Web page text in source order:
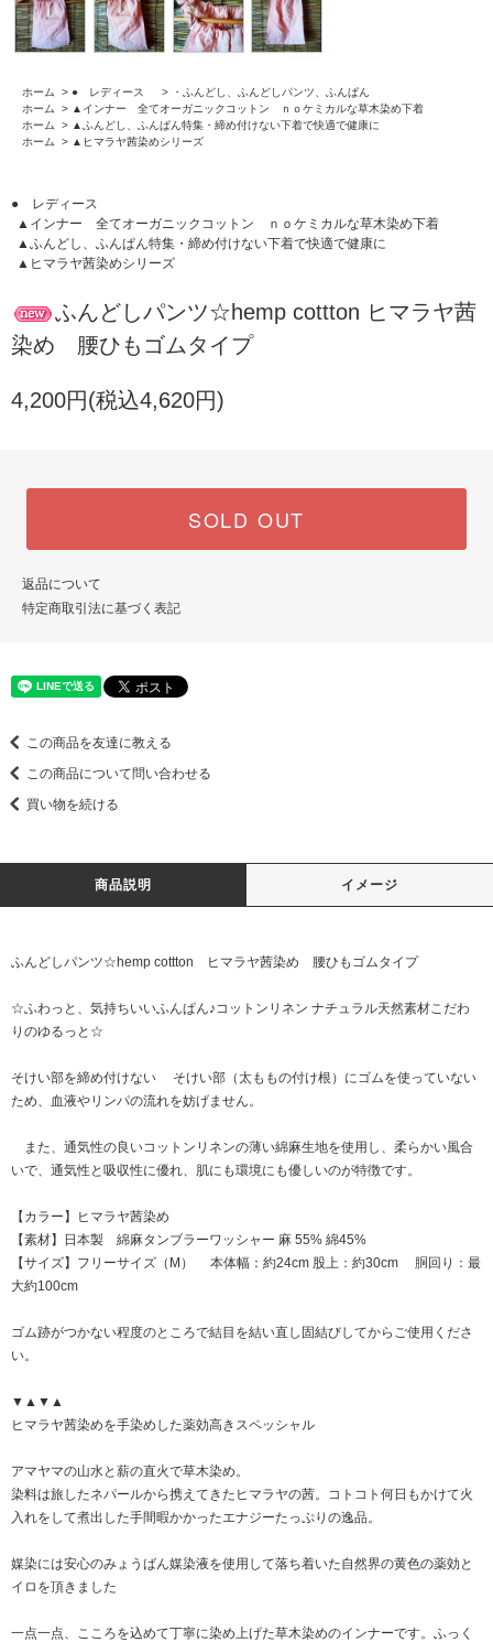
ホーム > ● レディース >
・ふんどし、ふんどしパンツ、ふんぱん
ホーム
> ▲インナー 全てオーガニックコットン ｎｏケミカルな草木染め下着
ホーム
> ▲ふんどし、ふんぱん特集・締め付けない下着で快適で健康に
ホーム
> ▲ヒマラヤ茜染めシリーズ
● レディース
▲インナー 全てオーガニックコットン ｎｏケミカルな草木染め下着
▲ふんどし、ふんぱん特集・締め付けない下着で快適で健康に
▲ヒマラヤ茜染めシリーズ
ふんどしパンツ☆hemp cottton ヒマラヤ茜
染め 腰ひもゴムタイプ
4,200円(税込4,620円)
SOLD OUT
返品について
特定商取引法に基づく表記
この商品を友達に教える
この商品について問い合わせる
買い物を続ける
商品説明 イメージ
ふんどしパンツ☆hemp cottton ヒマラヤ茜染め 腰ひもゴムタイプ
☆ふわっと、気持ちいいふんぱん♪コットンリネン ナチュラル天然素材こだわ
りのゆるっと☆
そけい部を締め付けない そけい部（太ももの付け根）にゴムを使っていない
ため、血液やリンパの流れを妨げません。
また、通気性の良いコットンリネンの薄い綿麻生地を使用し、柔らかい風合
いで、通気性と吸収性に優れ、肌にも環境にも優しいのが特徴です。
【カラー】ヒマラヤ茜染め
【素材】日本製 綿麻タンブラーワッシャー 麻 55% 綿45%
【サイズ】フリーサイズ（M） 本体幅：約24cm 股上：約30cm 胴回り：最
大約100cm
ゴム跡がつかない程度のところで結目を結い直し固結びしてからご使用くださ
い。
▼▲▼▲
ヒマラヤ茜染めを手染めした薬効高きスペッシャル
アマヤマの山水と薪の直火で草木染め。
染料は旅したネパールから携えてきたヒマラヤの茜。コトコト何日もかけて火
入れをして煮出した手間暇かかったエナジーたっぷりの逸品。
媒染には安心のみょうばん媒染液を使用して落ち着いた自然界の黄色の薬効と
イロを頂きました
一点一点、こころを込めて丁寧に染め上げた草木染めのインナーです。ふっく